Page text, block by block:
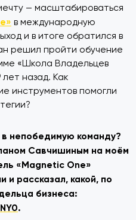
— масштабироваться
в международную
и в итоге обратился в
решил пройти обучение
«Школа Владельцев
назад. Как
инструментов помогли
в непобедимую команду?
Савчишиным на моём
«Magnetic One»
и рассказал, какой, по
бизнеса:
.